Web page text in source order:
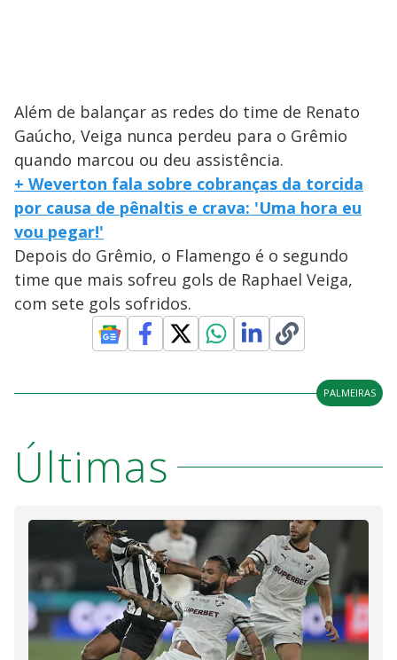
Além de balançar as redes do time de Renato
Gaúcho, Veiga nunca perdeu para o Grêmio
quando marcou ou deu assistência.
+ Weverton fala sobre cobranças da torcida
por causa de pênaltis e crava: 'Uma hora eu
vou pegar!'
Depois do Grêmio, o Flamengo é o segundo
time que mais sofreu gols de Raphael Veiga,
com sete gols sofridos.
PALMEIRAS
Últimas